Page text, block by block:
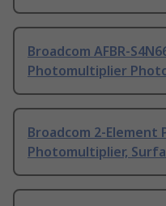
Broadcom AFBR-
Photomultiplier
Broadcom 2-
Photomultiplier,